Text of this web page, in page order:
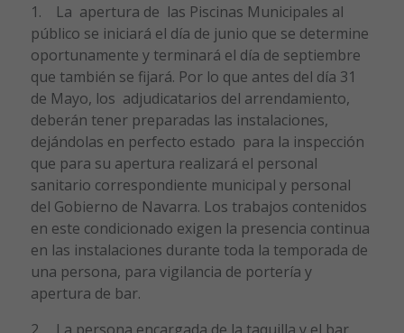
1. La apertura de las Piscinas Municipales al
público se iniciará el día de junio que se determine
oportunamente y terminará el día de septiembre
que también se fijará. Por lo que antes del día 31
de Mayo, los adjudicatarios del arrendamiento,
deberán tener preparadas las instalaciones,
dejándolas en perfecto estado para la inspección
que para su apertura realizará el personal
sanitario correspondiente municipal y personal
del Gobierno de Navarra. Los trabajos contenidos
en este condicionado exigen la presencia continua
en las instalaciones durante toda la temporada de
una persona, para vigilancia de portería y
apertura de bar.